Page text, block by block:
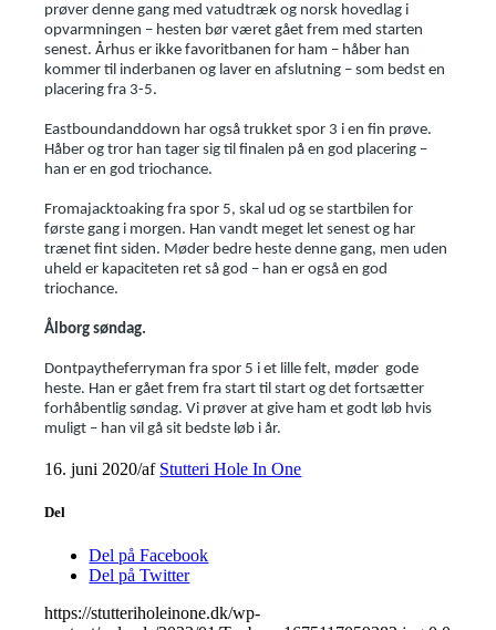
prøver denne gang med vatudtræk og norsk hovedlag i
opvarmningen – hesten bør været gået frem med starten
senest. Århus er ikke favoritbanen for ham – håber han
kommer til inderbanen og laver en afslutning – som bedst en
placering fra 3-5.
Eastboundanddown har også trukket spor 3 i en fin prøve.
Håber og tror han tager sig til finalen på en god placering –
han er en god triochance.
Fromajacktoaking fra spor 5, skal ud og se startbilen for
første gang i morgen. Han vandt meget let senest og har
trænet fint siden. Møder bedre heste denne gang, men uden
uheld er kapaciteten ret så god – han er også en god
triochance.
Ålborg søndag.
Dontpaytheferryman fra spor 5 i et lille felt, møder gode
heste. Han er gået frem fra start til start og det fortsætter
forhåbentlig søndag. Vi prøver at give ham et godt løb hvis
muligt – han vil gå sit bedste løb i år.
16. juni 2020/af Stutteri Hole In One
Del
Del på Facebook
Del på Twitter
https://stutteriholeinone.dk/wp-